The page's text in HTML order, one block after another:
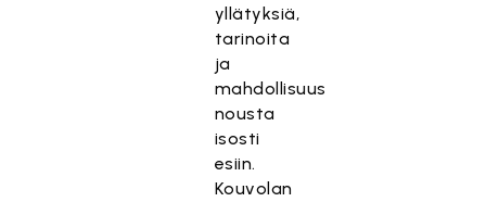
yllätyksiä,
tarinoita
ja
mahdollisuus
nousta
isosti
esiin.
Kouvolan